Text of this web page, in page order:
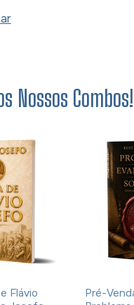
Nossos Combos!
Flávio
Pré-